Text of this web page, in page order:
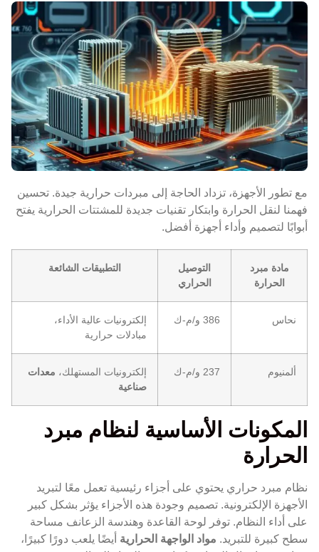
مع تطور الأجهزة، تزداد الحاجة إلى مبردات حرارية جيدة. تحسين
فهمنا لنقل الحرارة وابتكار تقنيات جديدة للمشتتات الحرارية يفتح
أبوابًا لتصميم وأداء أجهزة أفضل.
مادة مبرد
الحرارة
التوصيل
الحراري
التطبيقات الشائعة
نحاس 386 و/م-ك
إلكترونيات عالية الأداء،
مبادلات حرارية
ألمنيوم 237 و/م-ك إلكترونيات المستهلك، معدات
صناعية
المكونات الأساسية لنظام مبرد
الحرارة
نظام مبرد حراري يحتوي على أجزاء رئيسية تعمل معًا لتبريد
الأجهزة الإلكترونية. تصميم وجودة هذه الأجزاء يؤثر بشكل كبير
على أداء النظام. توفر لوحة القاعدة وهندسة الزعانف مساحة
سطح كبيرة للتبريد. مواد الواجهة الحراريةأيضًا يلعب دورًا كبيرًا،